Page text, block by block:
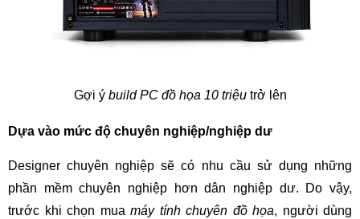
Gợi ý build PC đồ họa 10 triệutrở lên
Dựa vào mức độ chuyên nghiệp/nghiệp dư
Designer chuyên nghiệp sẽ có nhu cầu sử dụng những
phần mềm chuyên nghiệp hơn dân nghiệp dư. Do vậy,
trước khi chọn mua máy tính chuyên đồ họa, người dùng